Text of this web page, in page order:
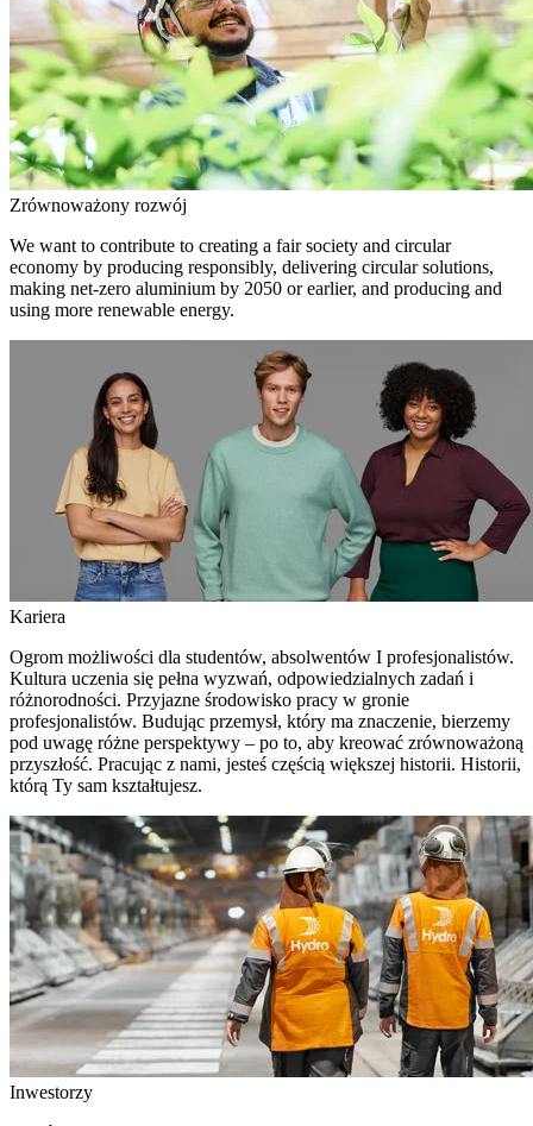
Zrównoważony rozwój
We want to contribute to creating a fair society and circular
economy by producing responsibly, delivering circular solutions,
making net-zero aluminium by 2050 or earlier, and producing and
using more renewable energy.
Kariera
Ogrom możliwości dla studentów, absolwentów I profesjonalistów.
Kultura uczenia się pełna wyzwań, odpowiedzialnych zadań i
różnorodności. Przyjazne środowisko pracy w gronie
profesjonalistów. Budując przemysł, który ma znaczenie, bierzemy
pod uwagę różne perspektywy – po to, aby kreować zrównoważoną
przyszłość. Pracując z nami, jesteś częścią większej historii. Historii,
którą Ty sam kształtujesz.
Inwestorzy